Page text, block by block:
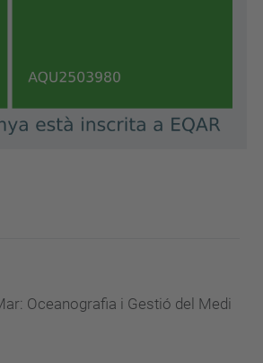
Oceanografia i Gestió del Medi